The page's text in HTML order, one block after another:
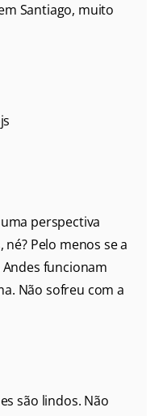
Santiago, muito
perspectiva
Pelo menos se a
funcionam
Não sofreu com a
são lindos. Não